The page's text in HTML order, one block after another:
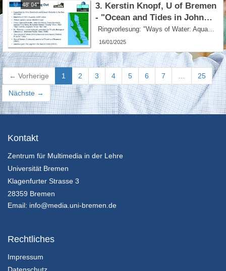
48' 04''
3. Kerstin Knopf, U of Bremen
- "Ocean and Tides in John
Steinbeck’s The Log from the
Sea of Cortez"
Ringvorlesung: "Ways of Water: Aquatic Poetics and Politics in North American Literature and Culture" - SoSe 2024
16/01/2025
← Vorherige 1 (current)
2 3 4 5 6 7 … 25
Nächste →
Kontakt
Zentrum für Multimedia in der Lehre
Universität Bremen
Klagenfurter Strasse 3
28359 Bremen
Email: info@media.uni-bremen.de
Rechtliches
Impressum